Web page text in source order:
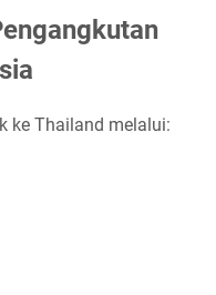
ke Thailand melalui: